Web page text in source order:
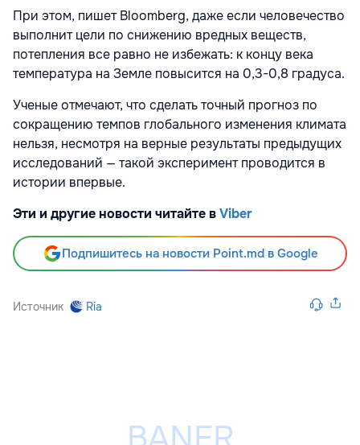
При этом, пишет Bloomberg, даже если человечество
выполнит цели по снижению вредных веществ,
потепления все равно не избежать: к концу века
температура на Земле повысится на 0,3-0,8 градуса.
Ученые отмечают, что сделать точный прогноз по
сокращению темпов глобального изменения климата
нельзя, несмотря на верные результаты предыдущих
исследований — такой эксперимент проводится в
истории впервые.
Эти и другие новости читайте вViber
Подпишитесь на новости Point.md в Google
Источник Ria